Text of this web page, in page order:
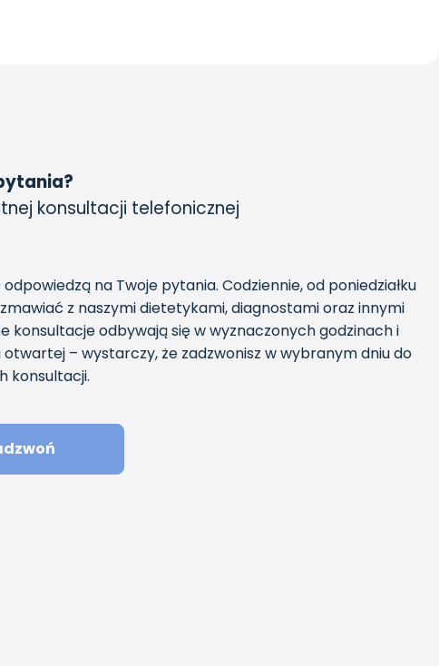
konsultacji telefonicznej
na Twoje pytania. Codziennie, od poniedziałku
z naszymi dietetykami, diagnostami oraz innymi
konsultacje odbywają się w wyznaczonych godzinach i
otwartej – wystarczy, że zadzwonisz w wybranym dniu do
konsultacji.